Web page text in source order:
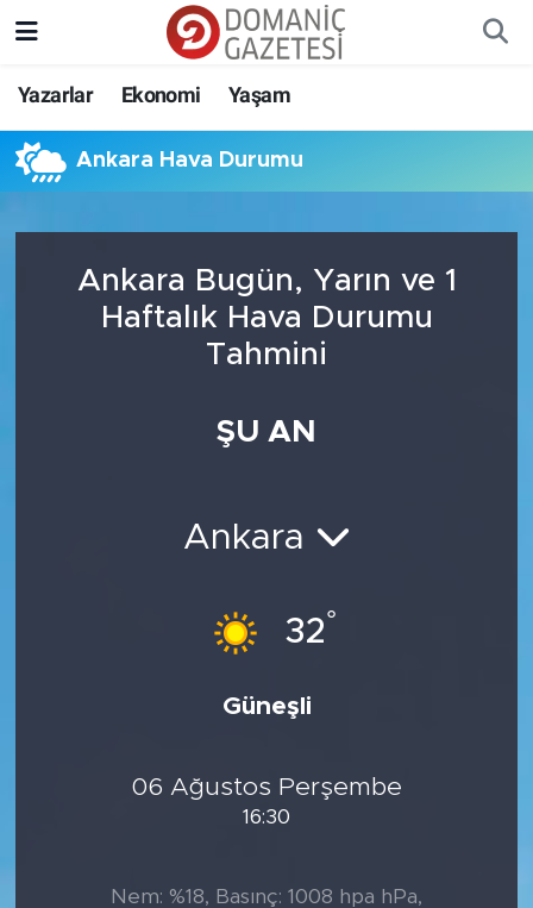
Yazarlar Ekonomi Yaşam
Ankara Hava Durumu
Ankara Bugün, Yarın ve 1
Haftalık Hava Durumu
Tahmini
ŞU AN
Ankara
32°
Güneşli
06 Ağustos Perşembe
16:30
Nem: %18, Basınç: 1008 hpa hPa,